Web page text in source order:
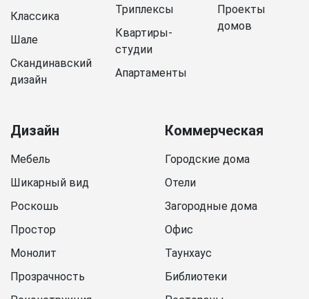
Классика
Шале
Скандинавский
дизайн
Триплексы
Квартиры-
студии
Апартаменты
Проекты
домов
Дизайн
Мебель
Шикарный вид
Роскошь
Простор
Монолит
Прозрачность
Коммерческая
Городские дома
Отели
Загородные дома
Офис
Таунхаус
Библиотеки